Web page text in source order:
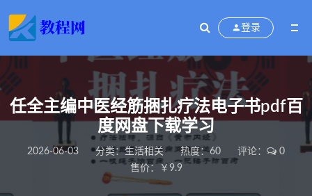
登录
任全主编中医经筋捆扎疗法电子书pdf百
度网盘下载学习
2026-06-03 分类：生活相关 热度：60 评论：
0
售价：￥9.9